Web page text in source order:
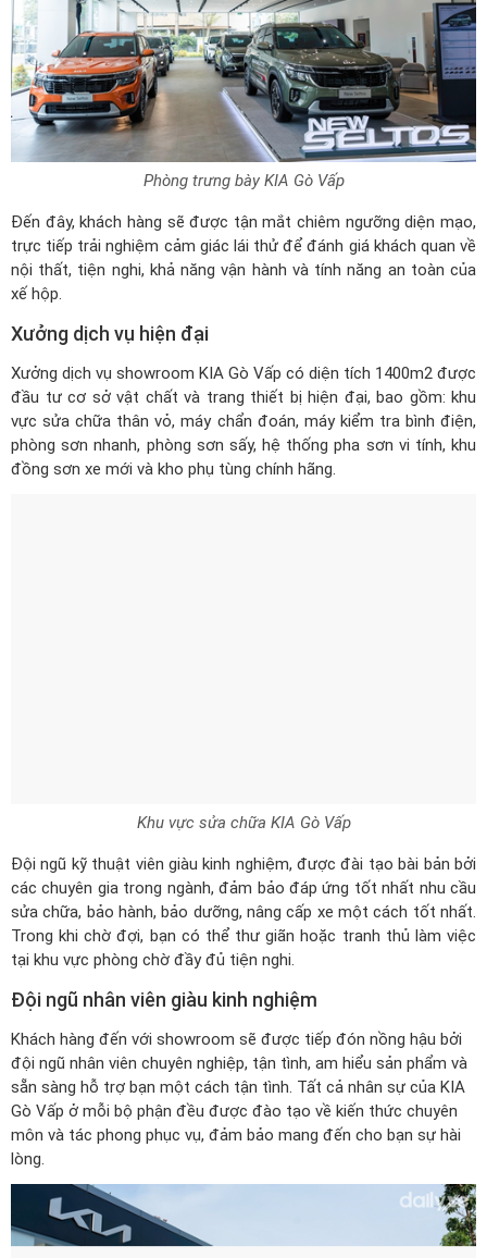
Phòng trưng bày KIA Gò Vấp
Đến đây, khách hàng sẽ được tận mắt chiêm ngưỡng diện mạo,
trực tiếp trải nghiệm cảm giác lái thử để đánh giá khách quan về
nội thất, tiện nghi, khả năng vận hành và tính năng an toàn của
xế hộp.
Xưởng dịch vụ hiện đại
Xưởng dịch vụ showroom KIA Gò Vấp có diện tích 1400m2 được
đầu tư cơ sở vật chất và trang thiết bị hiện đại, bao gồm: khu
vực sửa chữa thân vỏ, máy chẩn đoán, máy kiểm tra bình điện,
phòng sơn nhanh, phòng sơn sấy, hệ thống pha sơn vi tính, khu
đồng sơn xe mới và kho phụ tùng chính hãng.
Đội ngũ kỹ thuật viên giàu kinh nghiệm, được đài tạo bài bản bởi
sửa chữa, bảo hành, bảo dưỡng, nâng cấp xe một cách tốt nhất.
Trong khi chờ đợi, bạn có thể thư giãn hoặc tranh thủ làm việc
tại khu vực phòng chờ đầy đủ tiện nghi.
Đội ngũ nhân viên giàu kinh nghiệm
Khách hàng đến với showroom sẽ được tiếp đón nồng hậu bởi
đội ngũ nhân viên chuyên nghiệp, tận tình, am hiểu sản phẩm và
sẵn sàng hỗ trợ bạn một cách tận tình. Tất cả nhân sự của KIA
Gò Vấp ở mỗi bộ phận đều được đào tạo về kiến thức chuyên
môn và tác phong phục vụ, đảm bảo mang đến cho bạn sự hài
lòng.